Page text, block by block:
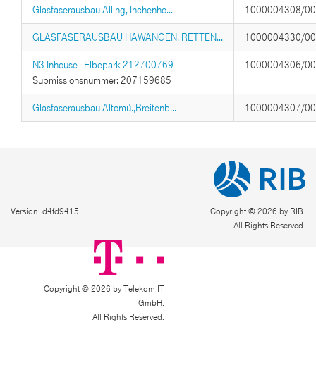
Glasfaserausbau Alling, Inchenho... 1000004308/
GLASFASERAUSBAU HAWANGEN, RETTEN... 1000004330/
N3 Inhouse - Elbepark 212700769
Submissionsnummer: 207159685
1000004306/
Glasfaserausbau Altomü.,Breitenb... 1000004307/
Version: d4fd9415
Copyright © 2026 by RIB.
All Rights Reserved.
Copyright © 2026 by Telekom IT
GmbH.
All Rights Reserved.